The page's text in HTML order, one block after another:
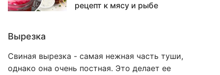
рецепт к мясу и рыбе
Вырезка
Свиная вырезка - самая нежная часть туши,
однако она очень постная. Это делает ее